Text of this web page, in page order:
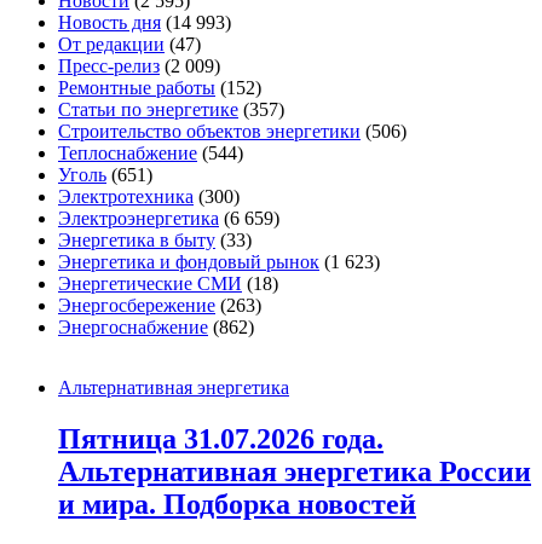
Новость дня (14 993)
От редакции (47)
Пресс-релиз (2 009)
Ремонтные работы (152)
Статьи по энергетике (357)
Строительство объектов энергетики (506)
Теплоснабжение (544)
Уголь (651)
Электротехника (300)
Электроэнергетика (6 659)
Энергетика в быту (33)
Энергетика и фондовый рынок (1 623)
Энергетические СМИ (18)
Энергосбережение (263)
Энергоснабжение (862)
Альтернативная энергетика
Пятница 31.07.2026 года.
Альтернативная энергетика России
и мира. Подборка новостей